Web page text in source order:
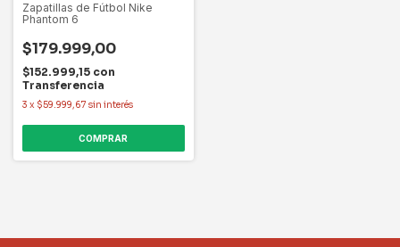
Zapatillas de Fútbol Nike
Phantom 6
$179.999,00
$152.999,15 con
Transferencia
3 x $59.999,67 sin interés
COMPRAR